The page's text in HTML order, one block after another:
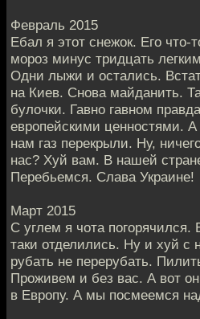
Февраль 2015
Ебал я этот снежок. Его
мороз минус тридцать
Одни лыжи и остались.
на Киев. Снова майданить.
булочки. Гавно гавном
европейскими ценностями.
нам газ перекрыли. Ну,
нас? Хуй вам. В нашей
Перебьемся. Слава Украине!
Март 2015
С углем я чота погорячился.
таки отделились. Ну и хуй с
рубать не перерубать.
Проживем и без вас. А вот
в Европу. А мы посмеемся